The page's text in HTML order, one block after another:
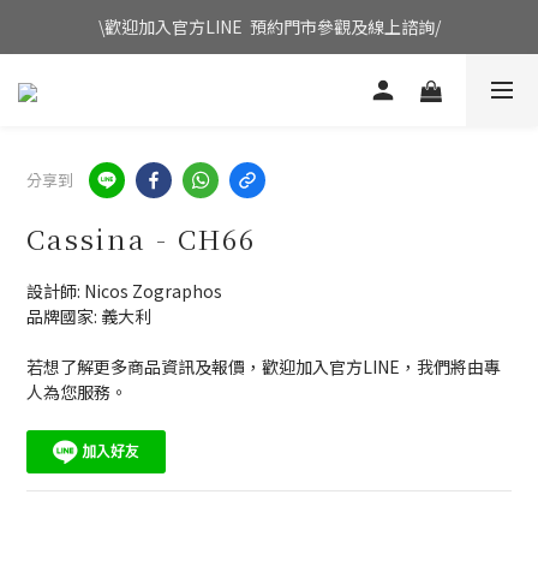
\歡迎加入官方LINE  預約門市參觀及線上諮詢/
分享到
Cassina - CH66
設計師: Nicos Zographos
品牌國家: 義大利
若想了解更多商品資訊及報價，歡迎加入官方LINE，我們將由專
人為您服務。